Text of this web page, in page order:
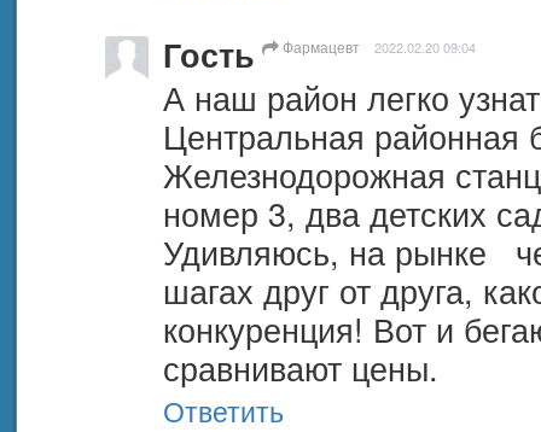
Гость Фармацевт 2022.02.20 09:04
А наш район легко
Центральная районная
Железнодорожная
номер 3, два детских
Удивляюсь, на рынке
шагах друг от друга,
конкуренция! Вот и
сравнивают цены.
Ответить